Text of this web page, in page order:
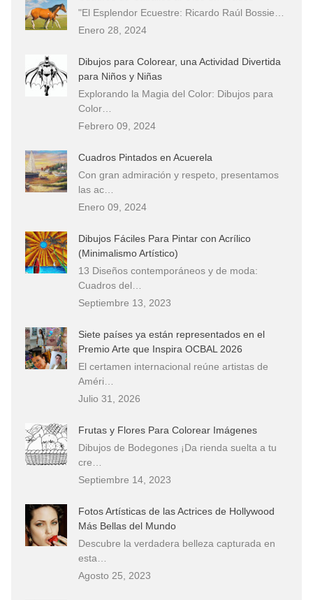
"El Esplendor Ecuestre: Ricardo Raúl Bossie…
Enero 28, 2024
Dibujos para Colorear, una Actividad Divertida
para Niños y Niñas
Explorando la Magia del Color: Dibujos para
Color…
Febrero 09, 2024
Cuadros Pintados en Acuerela
Con gran admiración y respeto, presentamos
las ac…
Enero 09, 2024
Dibujos Fáciles Para Pintar con Acrílico
(Minimalismo Artístico)
13 Diseños contemporáneos y de moda:
Cuadros del…
Septiembre 13, 2023
Siete países ya están representados en el
Premio Arte que Inspira OCBAL 2026
El certamen internacional reúne artistas de
Améri…
Julio 31, 2026
Frutas y Flores Para Colorear Imágenes
Dibujos de Bodegones ¡Da rienda suelta a tu
cre…
Septiembre 14, 2023
Fotos Artísticas de las Actrices de Hollywood
Más Bellas del Mundo
Descubre la verdadera belleza capturada en
esta…
Agosto 25, 2023